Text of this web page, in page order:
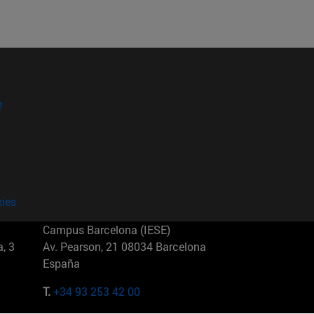
3
Campus Barcelona (IESE)
Av. Pearson, 21 08034 Barcelona
España
T.+34 93 253 42 00